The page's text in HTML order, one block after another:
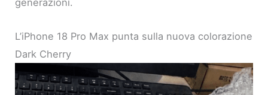
generazioni.
L’iPhone 18 Pro Max punta sulla nuova colorazione
Dark Cherry